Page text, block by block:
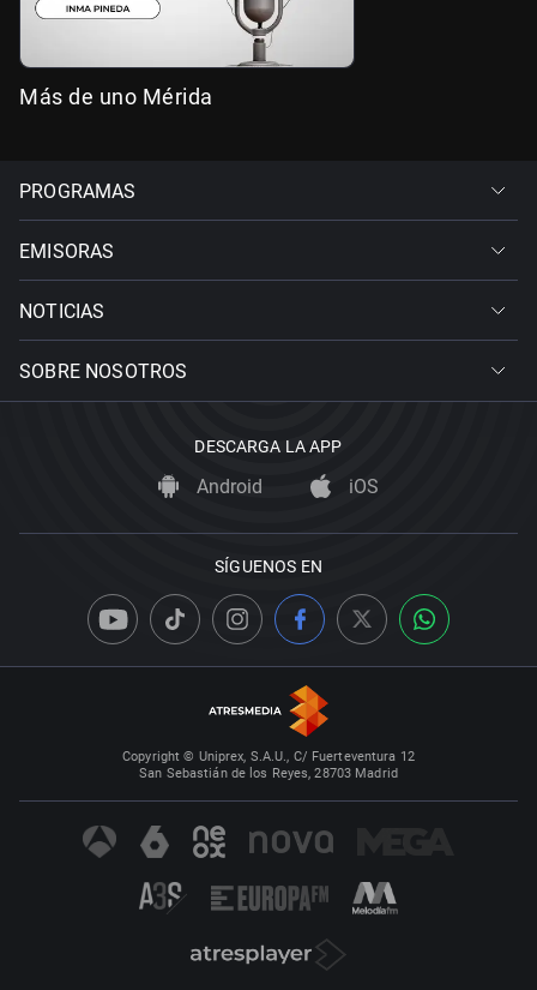
Más de uno Mérida
PROGRAMAS
EMISORAS
NOTICIAS
SOBRE NOSOTROS
DESCARGA LA APP
Android iOS
SÍGUENOS EN
Copyright © Uniprex, S.A.U., C/ Fuerteventura 12
San Sebastián de los Reyes, 28703 Madrid